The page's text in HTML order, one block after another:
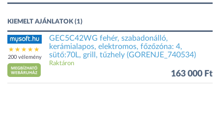
KIEMELT AJÁNLATOK (1)
200 vélemény
GEC5C42WG fehér, szabadonálló,
kerámialapos, elektromos, főzőzóna: 4,
sütő:70L, grill, tűzhely (GORENJE_740534)
Raktáron
163 000 Ft